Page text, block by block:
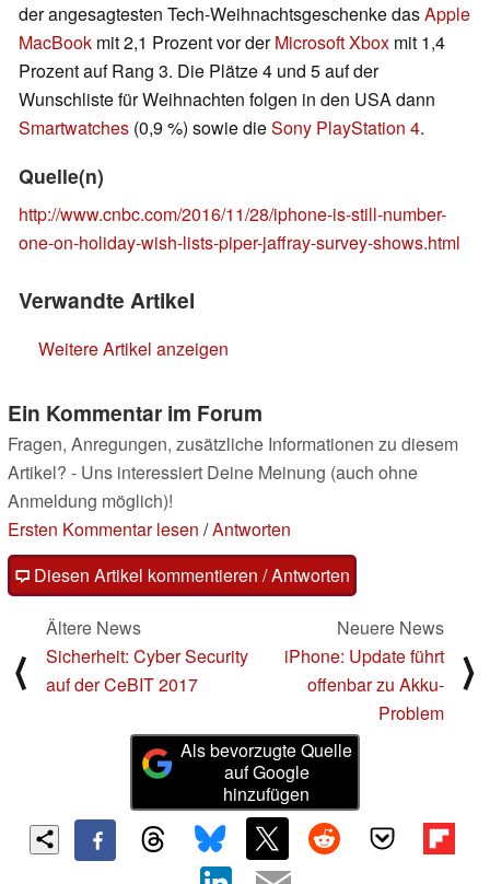
der angesagtesten Tech-Weihnachtsgeschenke dasApple
MacBook mit 2,1 Prozent vor derMicrosoft Xbox mit 1,4
Prozent auf Rang 3. Die Plätze 4 und 5 auf der
Wunschliste für Weihnachten folgen in den USA dann
Smartwatches (0,9 %) sowie dieSony PlayStation 4.
Quelle(n)
http://www.cnbc.com/2016/11/28/iphone-is-still-number-
one-on-holiday-wish-lists-piper-jaffray-survey-shows.html
Verwandte Artikel
Weitere Artikel anzeigen
Ein Kommentar im Forum
Fragen, Anregungen, zusätzliche Informationen zu diesem
Artikel? - Uns interessiert Deine Meinung (auch ohne
Anmeldung möglich)!
Ersten Kommentar lesen /Antworten
Diesen Artikel kommentieren / Antworten
⟨
Ältere News
Sicherheit: Cyber Security
auf der CeBIT 2017
Neuere News
iPhone: Update führt
offenbar zu Akku-
Problem
⟩
Als bevorzugte Quelle
auf Google
hinzufügen